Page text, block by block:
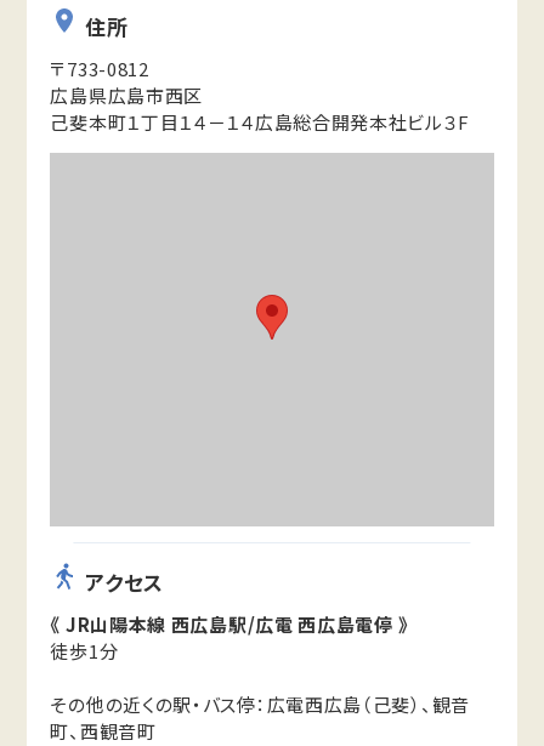
住所
〒733-0812
広島県広島市西区
己斐本町１丁目１４－１４広島総合開発本社ビル３F
アクセス
《 JR山陽本線 西広島駅/広電 西広島電停 》
徒歩1分
その他の近くの駅・バス停：広電西広島（己斐）、観音
町、西観音町